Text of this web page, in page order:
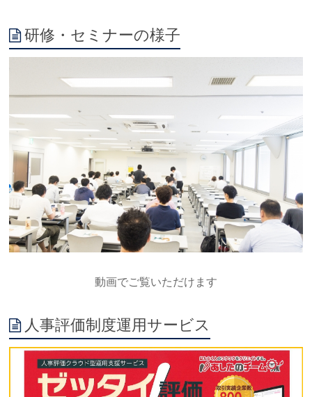
研修・セミナーの様子
動画でご覧いただけます
人事評価制度運用サービス